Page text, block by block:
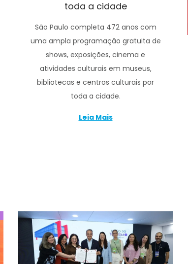
toda a cidade
São Paulo completa 472 anos com
uma ampla programação gratuita de
shows, exposições, cinema e
atividades culturais em museus,
bibliotecas e centros culturais por
toda a cidade.
Leia Mais